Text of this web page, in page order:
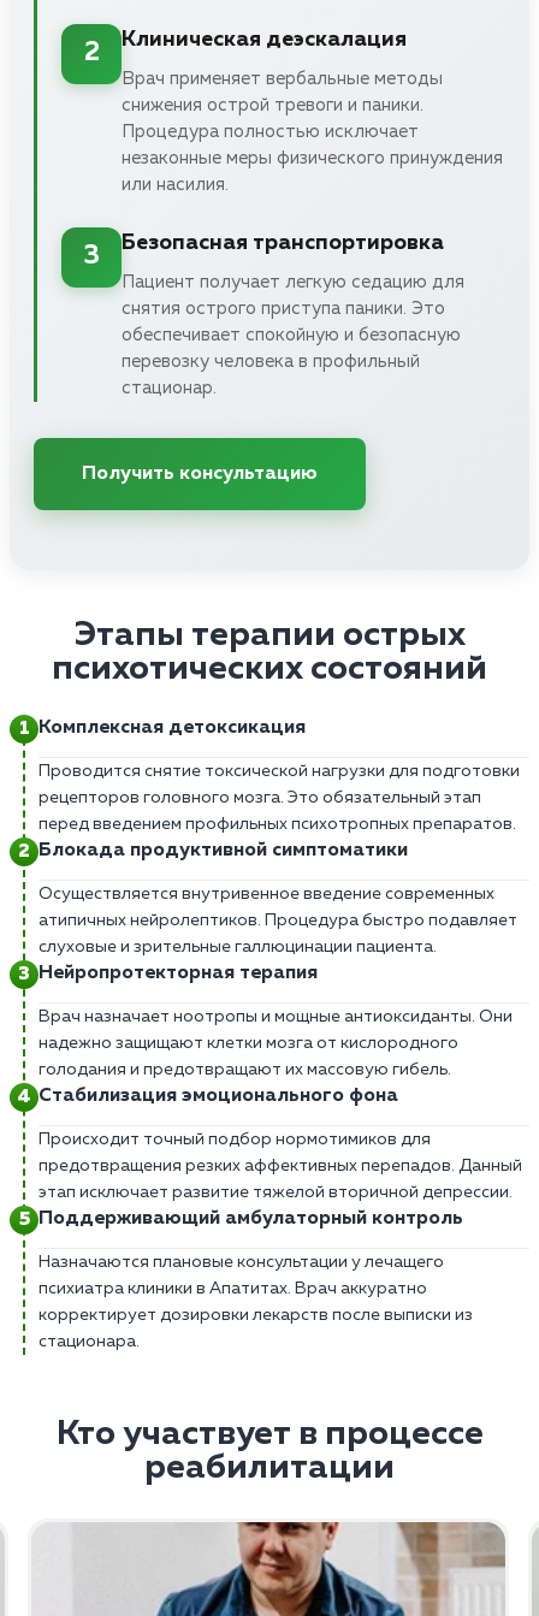
2
Клиническая деэскалация
Врач применяет вербальные методы
снижения острой тревоги и паники.
Процедура полностью исключает
незаконные меры физического принуждения
или насилия.
3
Безопасная транспортировка
Пациент получает легкую седацию для
снятия острого приступа паники. Это
обеспечивает спокойную и безопасную
перевозку человека в профильный
стационар.
Получить консультацию
Этапы терапии острых
психотических состояний
Комплексная детоксикация
Проводится снятие токсической нагрузки для подготовки
рецепторов головного мозга. Это обязательный этап
перед введением профильных психотропных препаратов.
Блокада продуктивной симптоматики
Осуществляется внутривенное введение современных
атипичных нейролептиков. Процедура быстро подавляет
слуховые и зрительные галлюцинации пациента.
Нейропротекторная терапия
Врач назначает ноотропы и мощные антиоксиданты. Они
надежно защищают клетки мозга от кислородного
голодания и предотвращают их массовую гибель.
Стабилизация эмоционального фона
Происходит точный подбор нормотимиков для
предотвращения резких аффективных перепадов. Данный
этап исключает развитие тяжелой вторичной депрессии.
Поддерживающий амбулаторный контроль
Назначаются плановые консультации у лечащего
психиатра клиники в Апатитах. Врач аккуратно
корректирует дозировки лекарств после выписки из
стационара.
Кто участвует в процессе
реабилитации